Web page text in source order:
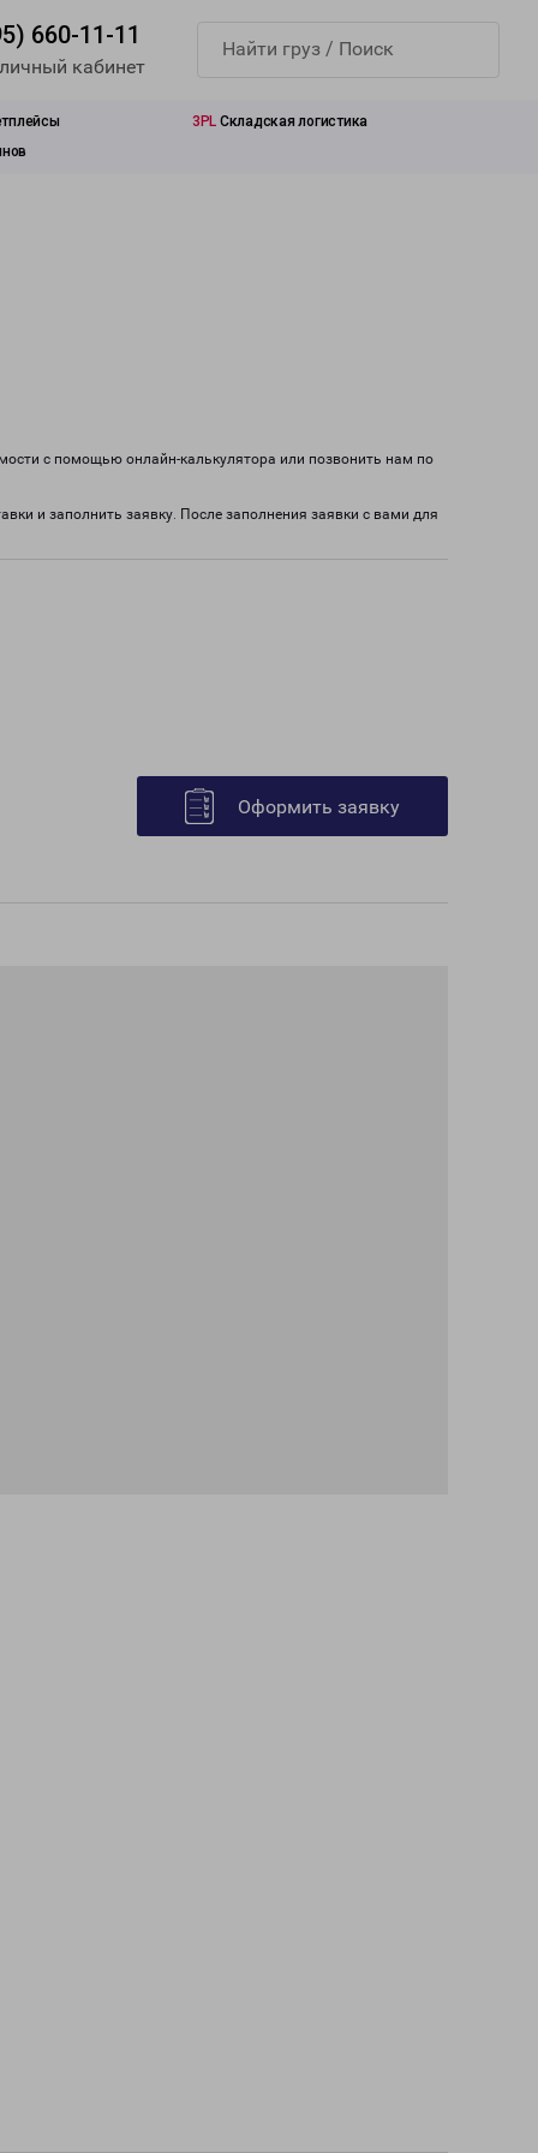
660-11-11
кабинет
3PL Складская логистика
с помощью онлайн-калькулятора или позвонить нам по
и заполнить заявку. После заполнения заявки с вами для
Оформить заявку